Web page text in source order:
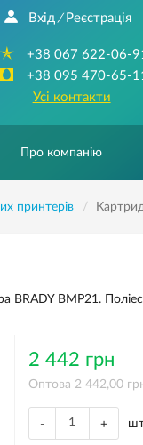
Вхід / Реєстрація
+38 067 622-06-
+38 095 470-65-
Усі контакти
Про компанію
принтерів
BRADY BMP21.
2 442 грн
Оптова 2 442,00
- +